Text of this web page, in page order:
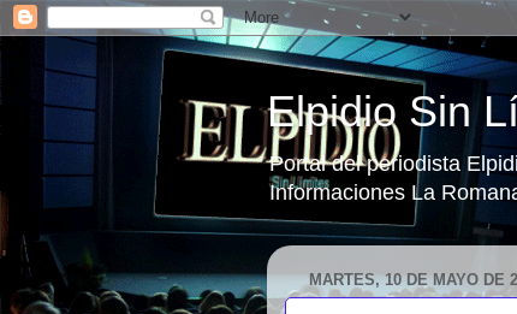
Elpidio Sin
Portal del periodista
Informaciones La
MARTES, 10 DE MAYO DE